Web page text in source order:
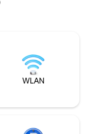
oder Hühner. Mit Highspeed-Internet,
einem
WLAN